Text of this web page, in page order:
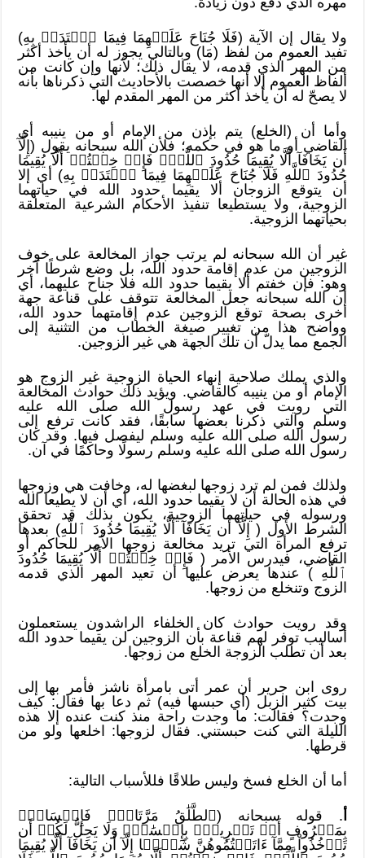
ولا يقال إن الآية (فَلَا جُنَاحَ عَلَيۡهِمَا فِيمَا ٱفۡتَدَتۡ بِهِ)
تفيد العموم من لفظ (مَا) وبالتالي يجوز له أن يأخذ أكثر
من المهر الذي قدمه، لا يقال ذلك؛ لأنها وإن كانت من
ألفاظ العموم إلا أنها خصصت بالأحاديث التي ذكرناها بأنه
لا يصحّ له أن يأخذ أكثر من المهر المقدم لها.
وأما أن (الخلع) يتم بإذن من الإمام أو من ينيبه أي
القاضي أو ما هو في حكمه؛ فلأن الله سبحانه يقول (إِلَّآ
أَن يَخَافَآ أَلَّا يُقِيمَا حُدُودَ ٱللَّهِۖ فَإِنۡ خِفۡتُمۡ أَلَّا يُقِيمَا
حُدُودَ ٱللَّهِ فَلَا جُنَاحَ عَلَيۡهِمَا فِيمَا ٱفۡتَدَتۡ بِهِ) أي إلا
أن يتوقع الزوجان ألا يقيما حدود الله في حياتهما
الزوجية، ولا يستطيعا تنفيذ الأحكام الشرعية المتعلقة
بحياتهما الزوجية.
غير أن الله سبحانه لم يرتب جواز المخالعة على خوف
الزوجين من عدم إقامة حدود الله، بل وضع شرطًا آخر
وهو: فإن خفتم ألا يقيما حدود الله فلا جناح عليهما، أي
أن الله سبحانه جعل المخالعة تتوقف على قناعة جهة
أخرى بصحة توقع الزوجين عدم إقامتهما حدود الله،
وواضح هذا من تغيير صيغة الخطاب من التثنية إلى
الجمع مما يدلّ أن تلك الجهة هي غير الزوجين.
والذي يملك صلاحية إنهاء الحياة الزوجية غير الزوج هو
الإمام أو من ينيبه كالقاضي. ويؤيد ذلك حوادث المخالعة
التي رويت في عهد رسول الله صلى الله عليه
وسلم والتي ذكرنا بعضها سابقًا، فقد كانت ترفع إلى
رسول الله صلى الله عليه وسلم ليفصل فيها. وقد كان
رسول الله صلى الله عليه وسلم رسولًا وحاكمًا في آن.
ولذلك فمن لم ترد زوجها لبغضها له، وخافت هي وزوجها
في هذه الحالة أن لا يقيما حدود الله، أي أن لا يطيعا الله
ورسوله في حياتهما الزوجية، يكون بذلك قد تحقق
الشرط الأول ( إِلَّآ أَن يَخَافَآ أَلَّا يُقِيمَا حُدُودَ ٱللَّهِ) بعدها
ترفع المرأة التي تريد مخالعة زوجها الأمر للحاكم أو
القاضي، فيدرس الأمر ( فَإِنۡ خِفۡتُمۡ أَلَّا يُقِيمَا حُدُودَ
ٱللَّهِ ) عندها يعرض عليها أن تعيد المهر الذي قدمه
الزوج وتنخلع من زوجها.
وقد رويت حوادث كان الخلفاء الراشدون يستعملون
أساليب توفر لهم قناعة بأن الزوجين لن يقيما حدود الله
بعد أن تطلب الزوجة الخلع من زوجها.
روى ابن جرير أن عمر أتى بامرأة ناشز فأمر بها إلى
بيت كثير الزبل (أي حبسها فيه) ثم دعا بها فقال: كيف
وجدت؟ فقالت: ما وجدت راحة منذ كنت عنده إلا هذه
الليلة التي كنت حبستني. فقال لزوجها: اخلعها ولو من
قرطها.
أما أن الخلع فسخ وليس طلاقًا فللأسباب التالية:
أ. قوله سبحانه (ٱلطَّلَٰقُ مَرَّتَانِۖ فَإِمۡسَاكُۢ
بِمَعۡرُوفٍ أَوۡ تَسۡرِيحُۢ بِإِحۡسَٰنٖۗ وَلَا يَحِلُّ لَكُمۡ أَن
تَأۡخُذُواْ مِمَّآ ءَاتَيۡتُمُوهُنَّ شَيۡ‍ًٔا إِلَّآ أَن يَخَافَآ أَلَّا يُقِيمَا